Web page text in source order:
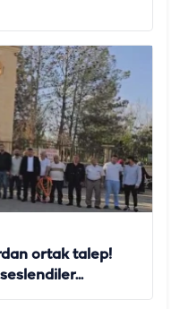
ortak talep!